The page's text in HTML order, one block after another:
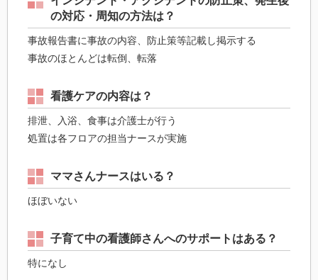
の対応・周知の方法は？
事故報告書に事故の内容、防止策等記載し掲示する
事故のほとんどは転倒、転落
看護ケアの内容は？
排泄、入浴、食事は介護士が行う
処置は各フロアの担当ナースが実施
ママさんナースはいる？
ほぼいない
子育て中の看護師さんへのサポートはある？
特になし